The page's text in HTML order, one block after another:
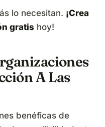
lo necesitan. ¡Crea
gratis hoy!
A Las
benéficas de